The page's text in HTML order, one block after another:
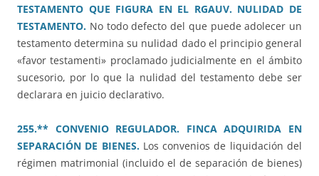
TESTAMENTO QUE FIGURA EN EL RGAUV. NULIDAD DE
TESTAMENTO. No todo defecto del que puede adolecer un
testamento determina su nulidad dado el principio general
«favor testamenti» proclamado judicialmente en el ámbito
sucesorio, por lo que la nulidad del testamento debe ser
declarara en juicio declarativo.
255.** CONVENIO REGULADOR. FINCA ADQUIRIDA EN
SEPARACIÓN DE BIENES.Los convenios de liquidación del
régimen matrimonial (incluido el de separación de bienes)